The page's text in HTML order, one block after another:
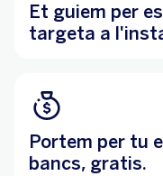
Et guiem per
targeta a
Portem per tu
bancs, gratis.